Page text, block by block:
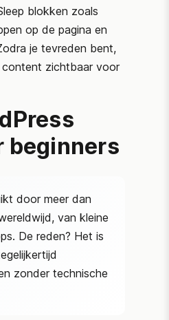
blokken zoals
op de pagina en
je tevreden bent,
content zichtbaar voor
beginners
door meer dan
van kleine
De reden? Het is
zonder technische